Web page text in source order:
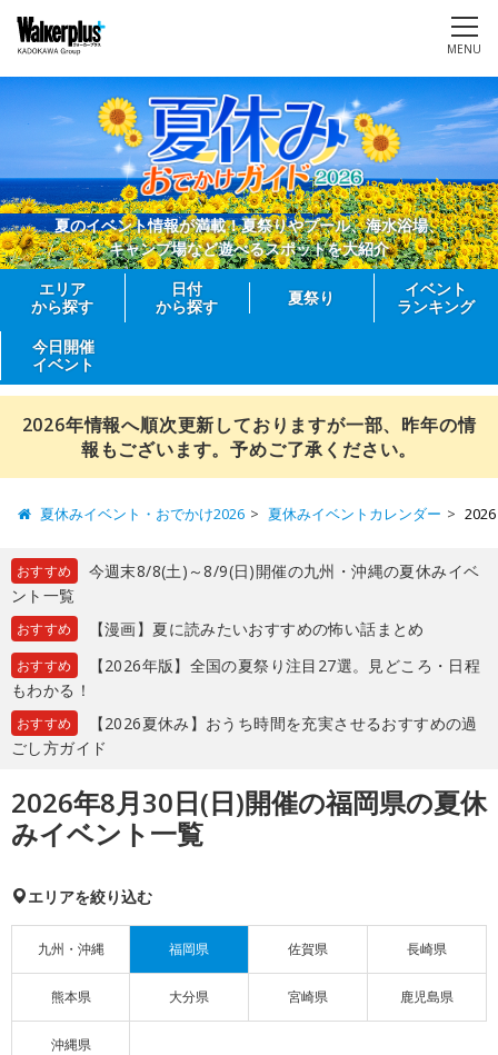
MENU
夏のイベント情報が満載！夏祭りやプール、海水浴場、
キャンプ場など遊べるスポットを大紹介
エリア
から探す
日付
から探す
夏祭り
イベント
ランキング
今日開催
イベント
2026年情報へ順次更新しておりますが一部、昨年の情
報もございます。予めご了承ください。
夏休みイベント・おでかけ2026 夏休みイベントカレンダー
おすすめ
今週末8/8(土)～8/9(日)開催の九州・沖縄の夏休みイベ
ント一覧
おすすめ 【漫画】夏に読みたいおすすめの怖い話まとめ
おすすめ
【2026年版】全国の夏祭り注目27選。見どころ・日程
もわかる！
おすすめ
【2026夏休み】おうち時間を充実させるおすすめの過
ごし方ガイド
2026年8月30日(日)開催の福岡県の夏休
みイベント一覧
エリアを絞り込む
九州・沖縄 福岡県 佐賀県 長崎県
熊本県 大分県 宮崎県 鹿児島県
沖縄県